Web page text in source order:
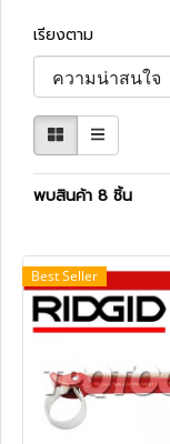
เรียงตาม
พบสินค้า 8 ชิ้น
Best Seller